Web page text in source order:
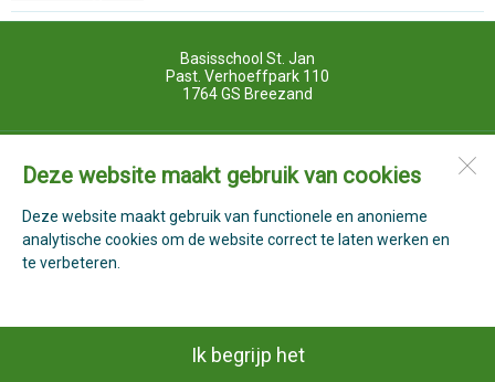
Deze website maakt gebruik van cookies
Deze website maakt gebruik van functionele en anonieme
analytische cookies om de website correct te laten werken en
te verbeteren.
Ik begrijp het
Basisschool St. Jan
Past. Verhoeffpark 110
1764 GS Breezand
Open desktopversie
ZUSeF vormgeving |Ziber DS4